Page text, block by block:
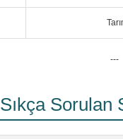
---
Sıkça Sorulan